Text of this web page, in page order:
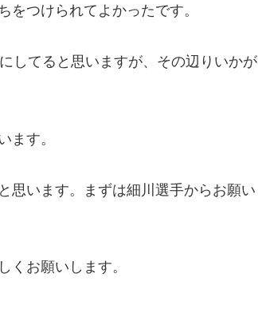
つけられてよかったです。
してると思いますが、その辺りいかが
ます。
思います。まずは細川選手からお願い
くお願いします。